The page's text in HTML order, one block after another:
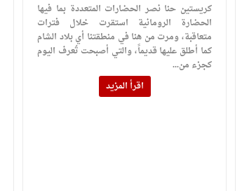
كريستين حنا نصر الحضارات المتعددة بما فيها
الحضارة الرومانية استقرت خلال فترات
متعاقبة، ومرت من هنا في منطقتنا أي بلاد الشام
كما أطلق عليها قديماً، والتي أصبحت تُعرف اليوم
كجزء من...
اقرأ المزيد